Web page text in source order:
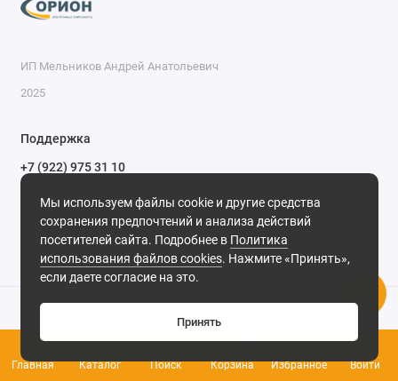
Главная Каталог Поиск Корзина
0
Избранное
Войти
Мы используем файлы cookie и другие средства
сохранения предпочтений и анализа действий
посетителей сайта. Подробнее в Политика
использования файлов cookies. Нажмите «Принять»,
если даете согласие на это.
Принять
ИП Мельников Андрей Анатольевич
2025
Поддержка
+7 (922) 975 31 10
+7 (909) 144 34 47
пн-пт с 9-00 до 18-00 часов,
сб с 10-00 до 15-00 часов,
вс выходной
(MSK, UTC+3)